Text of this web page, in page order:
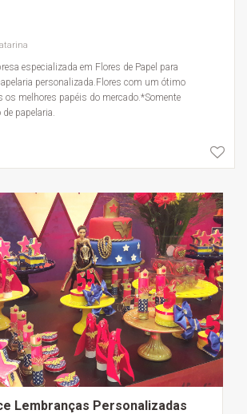
especializada em Flores de Papel para
personalizada.Flores com um ótimo
melhores papéis do mercado.*Somente
papelaria.
Lembranças Personalizadas